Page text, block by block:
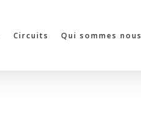
Circuits Qui sommes nous